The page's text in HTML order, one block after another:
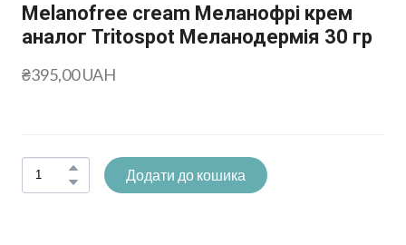
Melanofree cream Меланофрі крем
аналог Tritospot Меланодермія 30 гр
₴395,00 UAH
Додати до кошика